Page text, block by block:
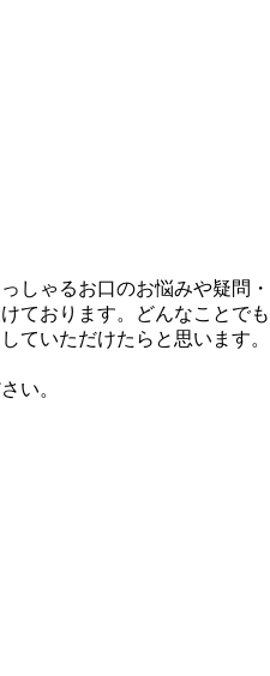
しゃるお口のお悩みや疑問・
ております。どんなことでも
ていただけたらと思います。
い。